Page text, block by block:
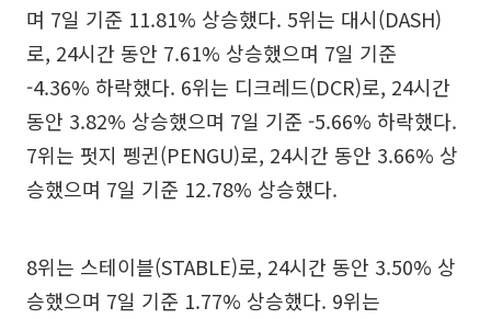
며 7일 기준 11.81% 상승했다. 5위는 대시(DASH)
로, 24시간 동안 7.61% 상승했으며 7일 기준
-4.36% 하락했다. 6위는 디크레드(DCR)로, 24시간
동안 3.82% 상승했으며 7일 기준 -5.66% 하락했다.
7위는 펏지 펭귄(PENGU)로, 24시간 동안 3.66% 상
승했으며 7일 기준 12.78% 상승했다.
8위는 스테이블(STABLE)로, 24시간 동안 3.50% 상
승했으며 7일 기준 1.77% 상승했다. 9위는